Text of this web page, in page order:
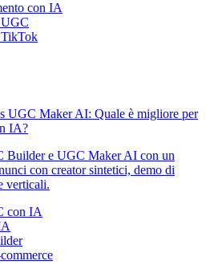
con IA
UGC Maker AI: Quale è migliore per
IA?
Builder e UGC Maker AI con un
con creator sintetici, demo di
verticali.
con IA